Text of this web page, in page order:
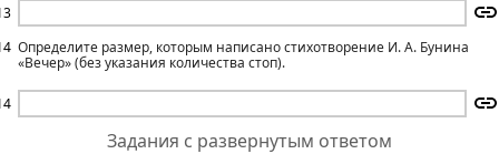
Определите размер, которым написано стихотворение И. А. Бунина
«Вечер» (без указания количества стоп).
Задания с развернутым ответом